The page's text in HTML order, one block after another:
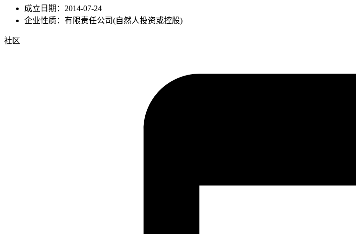
成立日期：2014-07-24
企业性质：有限责任公司(自然人投资或控股)
社区